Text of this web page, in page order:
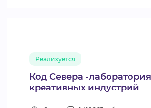
Код Севера -лаборатория
креативных индустрий
Реализуется